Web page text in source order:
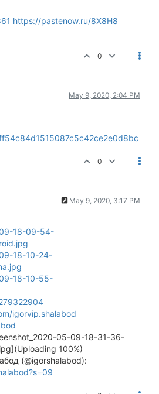
https://pastenow.ru/8X8H8
0
May 9, 2020, 2:04 PM
0
May 9, 2020, 3:17 PM
igorvip.shalabod
05-09-18-31-36-
100%)
(@igorshalabod):